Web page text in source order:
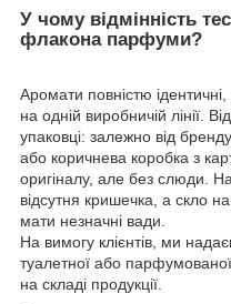
У чому відмінність
флакона парфуми?
Аромати повністю
на одній виробничій лінії.
упаковці: залежно від
або коричнева коробка з
оригіналу, але без слюди.
відсутня кришечка, а скло
мати незначні вади.
На вимогу клієнтів, ми
туалетної або
на складі продукції.